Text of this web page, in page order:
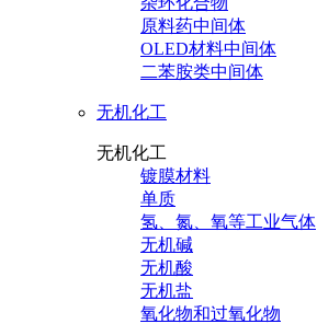
原料药中间体
OLED材料中间体
二苯胺类中间体
无机化工
无机化工
镀膜材料
单质
氢、氮、氧等工业气体
无机碱
无机酸
无机盐
氧化物和过氧化物